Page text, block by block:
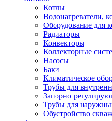
Котлы
Водонагреватели,
Оборудование для
Радиаторы
Конвекторы
Коллекторные
Насосы
Баки
Климатическое
Трубы для
Запорно-
Трубы для
Обустройство